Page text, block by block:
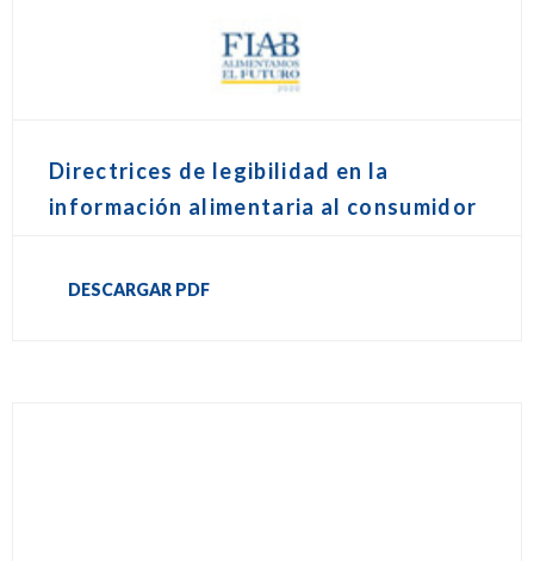
Directrices de legibilidad en la
información alimentaria al consumidor
DESCARGAR PDF